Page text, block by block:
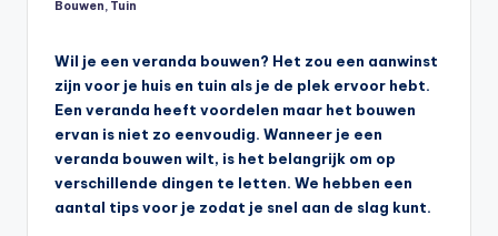
Geplaatst
Bouwen, Tuin
Wil je een veranda bouwen? Het zou een aanwinst
zijn voor je huis en tuin als je de plek ervoor hebt.
Een veranda heeft voordelen maar het bouwen
ervan is niet zo eenvoudig. Wanneer je een
veranda bouwen wilt, is het belangrijk om op
verschillende dingen te letten. We hebben een
aantal tips voor je zodat je snel aan de slag kunt.